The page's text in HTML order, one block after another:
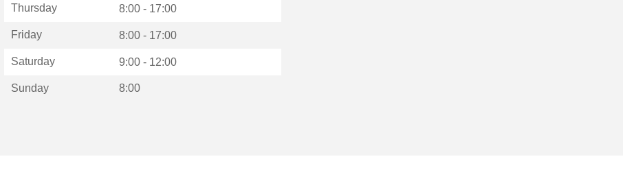
Thursday 8:00 - 17:00
Friday 8:00 - 17:00
Saturday 9:00 - 12:00
Sunday 8:00